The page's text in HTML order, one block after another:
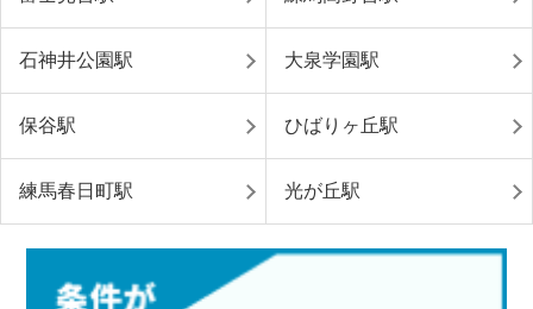
石神井公園駅 大泉学園駅
保谷駅 ひばりヶ丘駅
練馬春日町駅 光が丘駅